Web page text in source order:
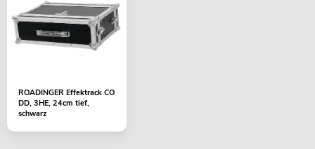
ROADINGER Effektrack CO
DD, 3HE, 24cm tief,
schwarz